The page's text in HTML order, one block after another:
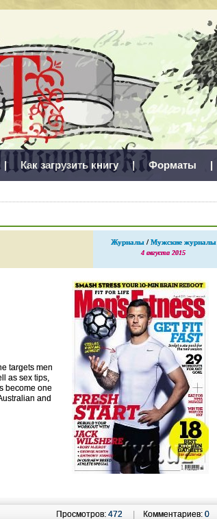
| Как загрузить книгу | Форматы |
Журналы/ Мужские журналы
4 августа 2015
targets men
as sex tips,
become one
and
Комментариев: 0
Просмотров: 472